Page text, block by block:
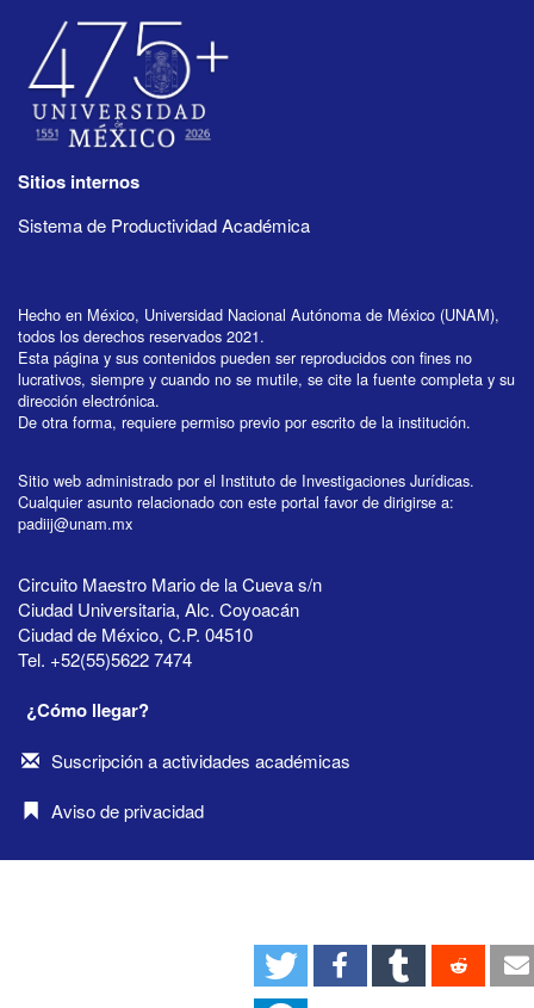
Sitios internos
Sistema de Productividad Académica
Hecho en México, Universidad Nacional Autónoma de México (UNAM),
todos los derechos reservados 2021.
Esta página y sus contenidos pueden ser reproducidos con fines no
lucrativos, siempre y cuando no se mutile, se cite la fuente completa y su
dirección electrónica.
De otra forma, requiere permiso previo por escrito de la institución.
Sitio web administrado por el Instituto de Investigaciones Jurídicas.
Cualquier asunto relacionado con este portal favor de dirigirse a:
padiij@unam.mx
Circuito Maestro Mario de la Cueva s/n
Ciudad Universitaria, Alc. Coyoacán
Ciudad de México, C.P. 04510
Tel. +52(55)5622 7474
¿Cómo llegar?
Suscripción a actividades académicas
Aviso de privacidad